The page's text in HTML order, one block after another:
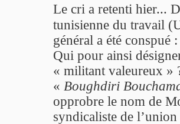
Le cri a retenti hier...
tunisienne du travail
général a été conspué
Qui pour ainsi
« militant valeureux »
« Boughdiri
opprobre le nom de
syndicaliste de